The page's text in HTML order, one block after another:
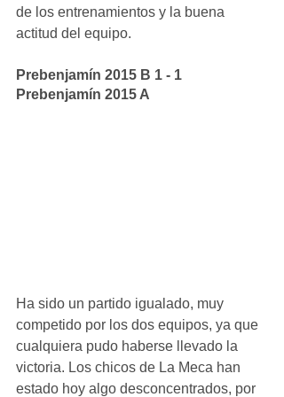
de los entrenamientos y la buena
actitud del equipo.
Prebenjamín 2015 B 1 - 1
Prebenjamín 2015 A
Ha sido un partido igualado, muy
competido por los dos equipos, ya que
cualquiera pudo haberse llevado la
victoria. Los chicos de La Meca han
estado hoy algo desconcentrados, por